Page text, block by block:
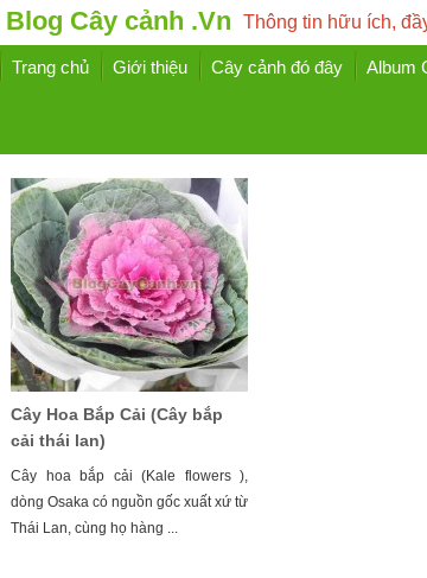
Blog Cây cảnh .Vn Thông tin hữu ích,
Trang chủ Giới thiệu Cây cảnh đó đây Album
Cây Hoa Bắp Cải (Cây bắp
cải thái lan)
Cây hoa bắp cải (Kale flowers ),
dòng Osaka có nguồn gốc xuất xứ từ
Thái Lan, cùng họ hàng ...